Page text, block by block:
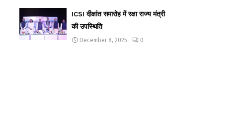
ICSI दीक्षांत समारोह में रक्षा राज्य मंत्री
की उपस्थिति
December 8, 2025 0